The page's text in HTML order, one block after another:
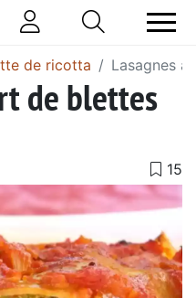
de ricotta Lasagnes
de blettes